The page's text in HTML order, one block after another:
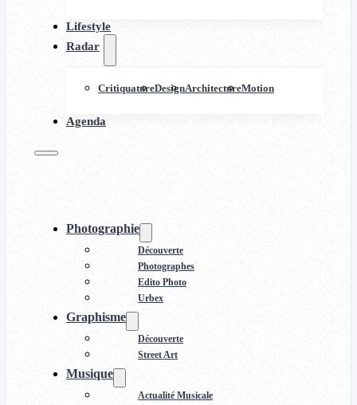
Lifestyle
Radar
CritiquatureDesignArchitectureMotion
Agenda
Photographie
Découverte
Photographes
Edito Photo
Urbex
Graphisme
Découverte
Street Art
Musique
Actualité Musicale